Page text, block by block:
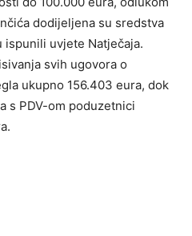
dodijeljena su sredstva
uvjete Natječaja.
svih ugovora o
ukupno 156.403 eura, dok
s PDV-om poduzetnici